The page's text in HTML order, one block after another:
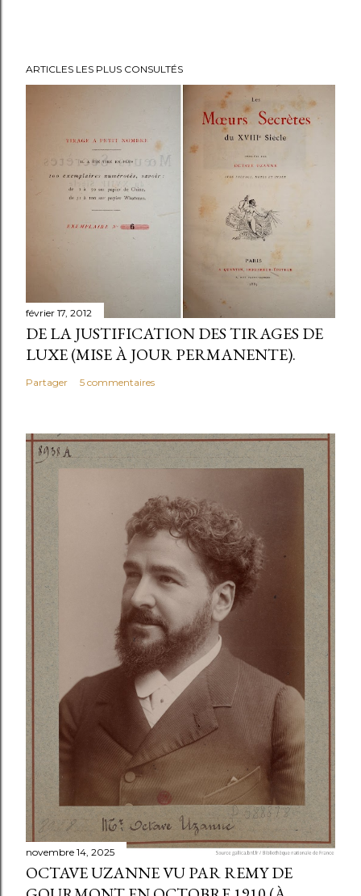
n
n
c
o
m
n
t
a
e
ARTICLES LES PLUS CONSULTÉS
février 17, 2012
DE LA JUSTIFICATION DES TIRAGES DE
LUXE (MISE À JOUR PERMANENTE).
Partager 5 commentaires
novembre 14, 2025
OCTAVE UZANNE VU PAR REMY DE